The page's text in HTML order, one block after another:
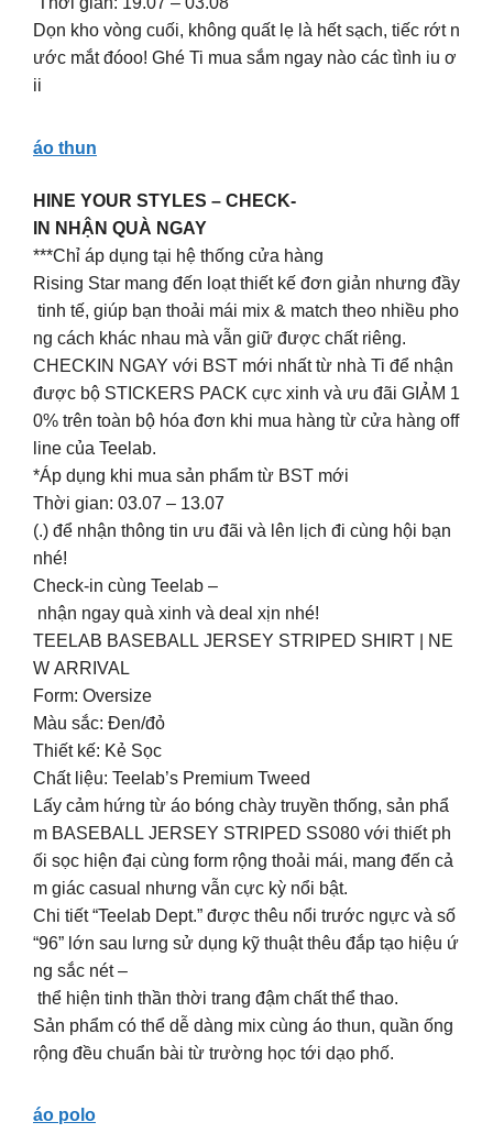
Dọn kho vòng cuối, không quất lẹ là hết sạch, tiếc rớt n
ước mắt đóoo! Ghé Ti mua sắm ngay nào các tình iu ơ
ii
áo thun
HINE YOUR STYLES – CHECK-
IN NHẬN QUÀ NGAY
***Chỉ áp dụng tại hệ thống cửa hàng
Rising Star mang đến loạt thiết kế đơn giản nhưng đầy
tinh tế, giúp bạn thoải mái mix & match theo nhiều pho
ng cách khác nhau mà vẫn giữ được chất riêng.
CHECKIN NGAY với BST mới nhất từ nhà Ti để nhận
được bộ STICKERS PACK cực xinh và ưu đãi GIẢM 1
0% trên toàn bộ hóa đơn khi mua hàng từ cửa hàng off
line của Teelab.
*Áp dụng khi mua sản phẩm từ BST mới
Thời gian: 03.07 – 13.07
(.) để nhận thông tin ưu đãi và lên lịch đi cùng hội bạn
nhé!
Check-in cùng Teelab –
nhận ngay quà xinh và deal xịn nhé!
TEELAB BASEBALL JERSEY STRIPED SHIRT | NE
W ARRIVAL
Form: Oversize
Màu sắc: Đen/đỏ
Thiết kế: Kẻ Sọc
Chất liệu: Teelab’s Premium Tweed
Lấy cảm hứng từ áo bóng chày truyền thống, sản phẩ
m BASEBALL JERSEY STRIPED SS080 với thiết ph
ối sọc hiện đại cùng form rộng thoải mái, mang đến cả
m giác casual nhưng vẫn cực kỳ nổi bật.
Chi tiết “Teelab Dept.” được thêu nổi trước ngực và số
“96” lớn sau lưng sử dụng kỹ thuật thêu đắp tạo hiệu ứ
ng sắc nét –
thể hiện tinh thần thời trang đậm chất thể thao.
Sản phẩm có thể dễ dàng mix cùng áo thun, quần ống
rộng đều chuẩn bài từ trường học tới dạo phố.
áo polo